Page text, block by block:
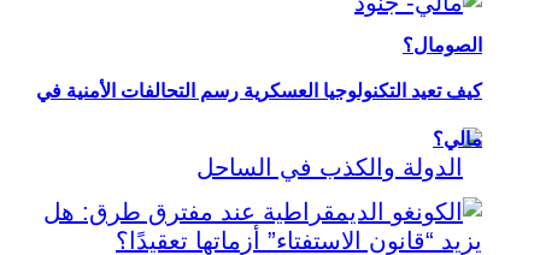
الصومال؟
كيف تعيد التكنولوجيا العسكرية رسم التحالفات الأمنية في
مالي؟